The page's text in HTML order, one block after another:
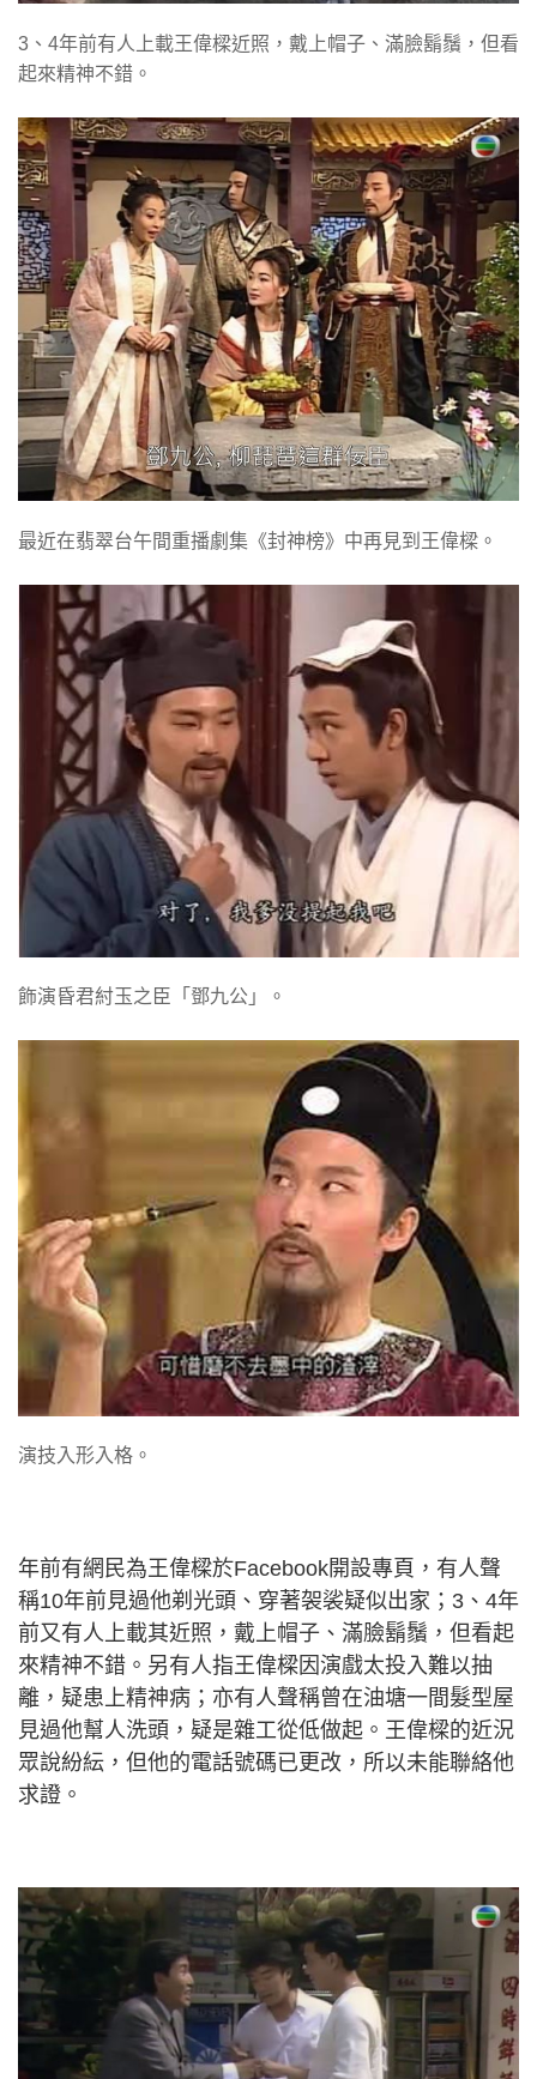
3、4年前有人上載王偉樑近照，戴上帽子、滿臉鬍鬚，但看
起來精神不錯。
最近在翡翠台午間重播劇集《封神榜》中再見到王偉樑。
飾演昏君紂玉之臣「鄧九公」。
演技入形入格。
年前有網民為王偉樑於Facebook開設專頁，有人聲
稱10年前見過他剃光頭、穿著袈裟疑似出家；3、4年
前又有人上載其近照，戴上帽子、滿臉鬍鬚，但看起
來精神不錯。另有人指王偉樑因演戲太投入難以抽
離，疑患上精神病；亦有人聲稱曾在油塘一間髮型屋
見過他幫人洗頭，疑是雜工從低做起。王偉樑的近況
眾說紛紜，但他的電話號碼已更改，所以未能聯絡他
求證。